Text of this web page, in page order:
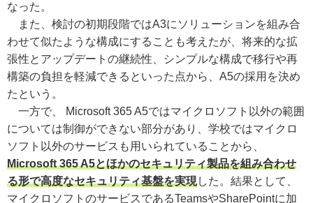
なった。
また、検討の初期段階ではA3にソリューションを組み合
わせて似たような構成にすることも考えたが、将来的な拡
張性とアップデートの継続性、シンプルな構成で移行や再
構築の負担を軽減できるといった点から、A5の採用を決め
たという。
一方で、 Microsoft 365 A5ではマイクロソフト以外の範囲
については制御ができない部分があり、学校ではマイクロ
ソフト以外のサービスも用いられていることから、
Microsoft 365 A5とほかのセキュリティ製品を組み合わせ
る形で高度なセキュリティ基盤を実現した。結果として、
マイクロソフトのサービスであるTeamsやSharePointに加